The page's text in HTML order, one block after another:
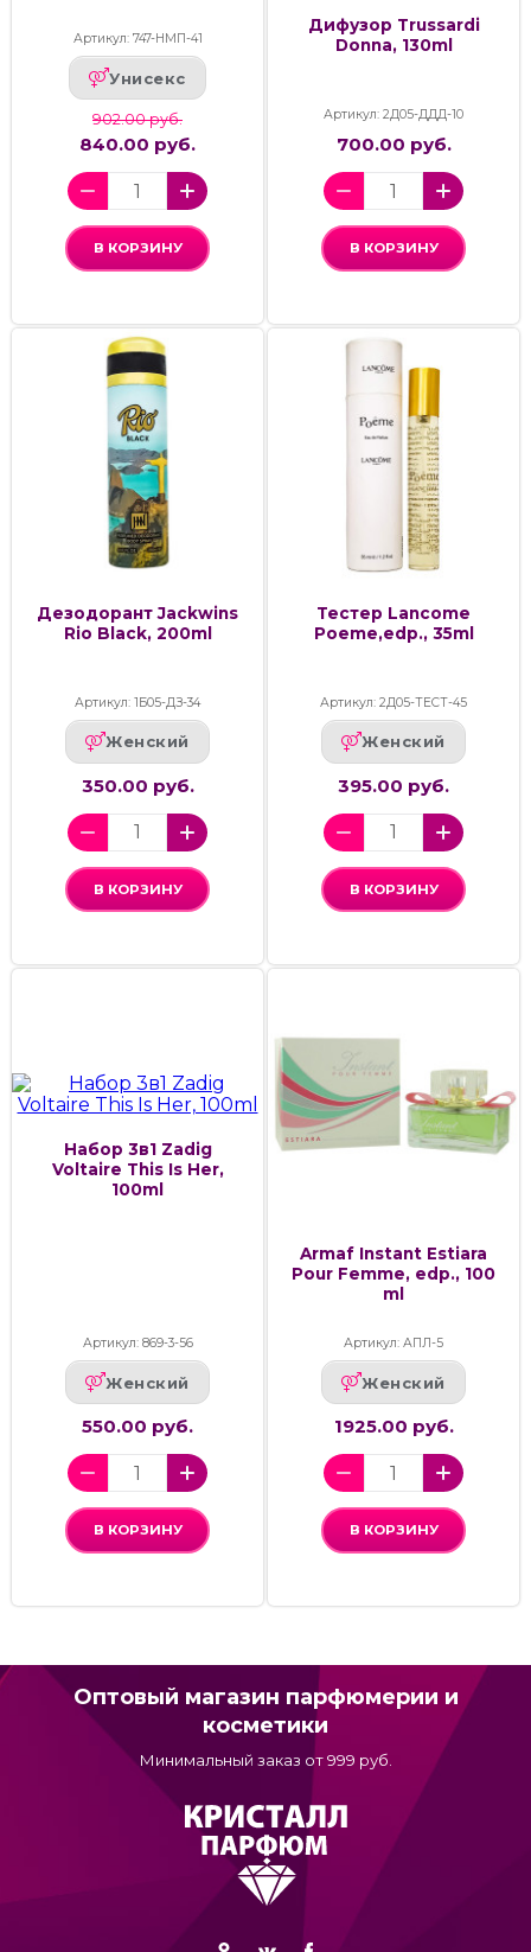
Артикул: 747-НМП-41
Унисекс
902.00 руб.
840.00 руб.
В КОРЗИНУ
Дифузор Trussardi
Donna, 130ml
Артикул: 2Д05-ДДД-10
700.00 руб.
В КОРЗИНУ
Дезодорант Jackwins
Rio Black, 200ml
Артикул: 1Б05-ДЗ-34
Женский
350.00 руб.
В КОРЗИНУ
Тестер Lancome
Poeme,edp., 35ml
Артикул: 2Д05-ТЕСТ-45
Женский
395.00 руб.
В КОРЗИНУ
Набор 3в1 Zadig
Voltaire This Is Her,
100ml
Артикул: 869-3-56
Женский
550.00 руб.
В КОРЗИНУ
Armaf Instant Estiara
Pour Femme, edp., 100
ml
Артикул: АПЛ-5
Женский
1925.00 руб.
В КОРЗИНУ
Оптовый магазин парфюмерии и
косметики
Минимальный заказ от 999 руб.